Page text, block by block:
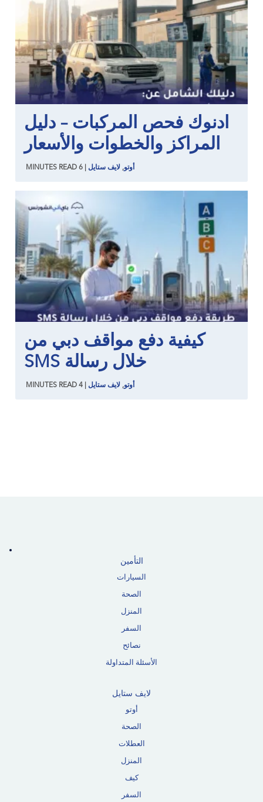
ادنوك فحص المركبات – دليل
المراكز والخطوات والأسعار
أوتو, لايف ستايل 6
MINUTES READ
كيفية دفع مواقف دبي من
خلال رسالة SMS
أوتو, لايف ستايل 4
MINUTES READ
التأمين
السيارات
الصحة
المنزل
السفر
نصائح
الأسئلة المتداولة
لايف ستايل
أوتو
الصحة
العطلات
المنزل
كيف
السفر